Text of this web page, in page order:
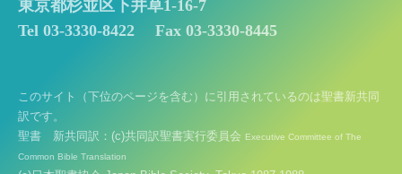
東京都杉並区下井草1-16-7
Tel 03-3330-8422
Fax 03-3330-8445
このサイト（下位のページを含む）に引用されているのは聖書新共同
訳です。
聖書 新共同訳：(c)共同訳聖書実行委員会 Executive Committee of The
Common Bible Translation